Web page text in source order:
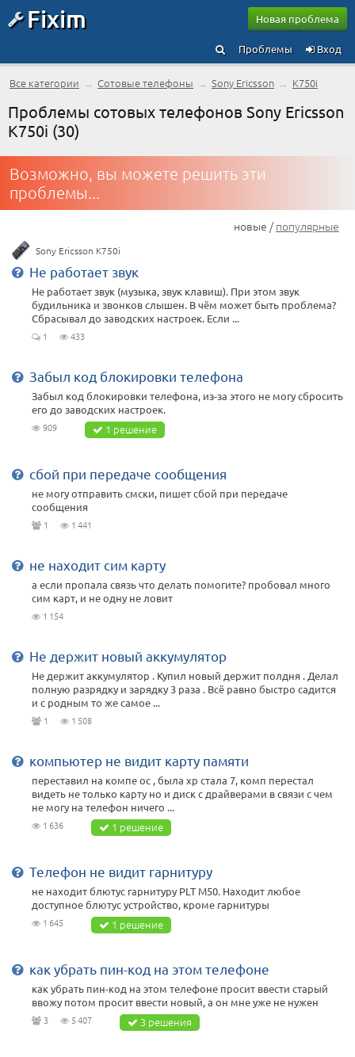
Fixim Новая проблема
Вход
Проблемы
Все категории → Сотовые телефоны → Sony Ericsson → K750i
Проблемы сотовых телефонов Sony Ericsson
K750i (30)
Возможно, вы можете решить эти
проблемы...
новые /популярные
Sony Ericsson K750i
Не работает звук
Не работает звук (музыка, звук клавиш). При этом звук
будильника и звонков слышен. В чём может быть проблема?
Сбрасывал до заводских настроек. Если ...
1 433
Забыл код блокировки телефона
Забыл код блокировки телефона, из-за этого не могу сбросить
его до заводских настроек.
909 1 решение
сбой при передаче сообщения
не могу отправить смски, пишет сбой при передаче
сообщения
1 1 441
не находит сим карту
а если пропала связь что делать помогите? пробовал много
сим карт, и не одну не ловит
1 154
Не держит новый аккумулятор
Не держит аккумулятор . Купил новый держит полдня . Делал
полную разрядку и зарядку 3 раза . Всё равно быстро садится
и с родным то же самое ...
1 1 508
компьютер не видит карту памяти
переставил на компе ос , была хр стала 7, комп перестал
видеть не только карту но и диск с драйверами в связи с чем
не могу на телефон ничего ...
1 636 1 решение
Телефон не видит гарнитуру
не находит блютус гарнитуру PLT M50. Находит любое
доступное блютус устройство, кроме гарнитуры
1 645 1 решение
как убрать пин-код на этом телефоне
как убрать пин-код на этом телефоне просит ввести старый
ввожу потом просит ввести новый, а он мне уже не нужен
3 5 407 3 решения